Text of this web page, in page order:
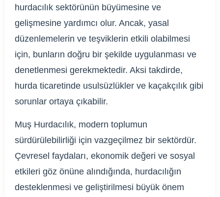
hurdacılık sektörünün büyümesine ve
gelişmesine yardımcı olur. Ancak, yasal
düzenlemelerin ve teşviklerin etkili olabilmesi
için, bunların doğru bir şekilde uygulanması ve
denetlenmesi gerekmektedir. Aksi takdirde,
hurda ticaretinde usulsüzlükler ve kaçakçılık gibi
sorunlar ortaya çıkabilir.
Muş Hurdacılık, modern toplumun
sürdürülebilirliği için vazgeçilmez bir sektördür.
Çevresel faydaları, ekonomik değeri ve sosyal
etkileri göz önüne alındığında, hurdacılığın
desteklenmesi ve geliştirilmesi büyük önem